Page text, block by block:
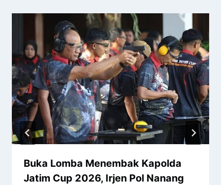
Buka Lomba Menembak Kapolda
Jatim Cup 2026, Irjen Pol Nanang